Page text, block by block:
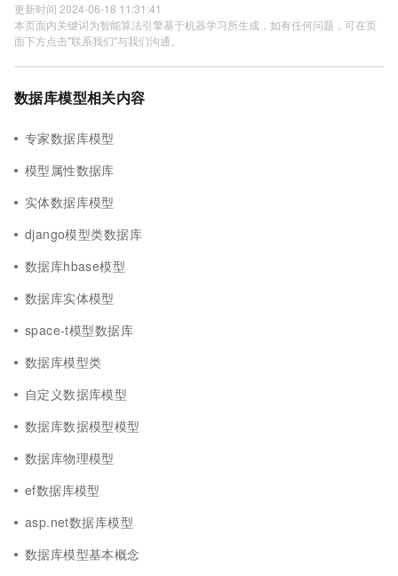
更新时间 2024-06-18 11:31:41
本页面内关键词为智能算法引擎基于机器学习所生成，如有任何问题，可在页
面下方点击"联系我们"与我们沟通。
数据库模型相关内容
专家数据库模型
模型属性数据库
实体数据库模型
django模型类数据库
数据库hbase模型
数据库实体模型
space-t模型数据库
数据库模型类
自定义数据库模型
数据库数据模型模型
数据库物理模型
ef数据库模型
asp.net数据库模型
数据库模型基本概念